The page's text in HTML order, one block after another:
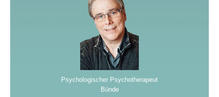
Psychologischer Psychotherapeut
Bünde